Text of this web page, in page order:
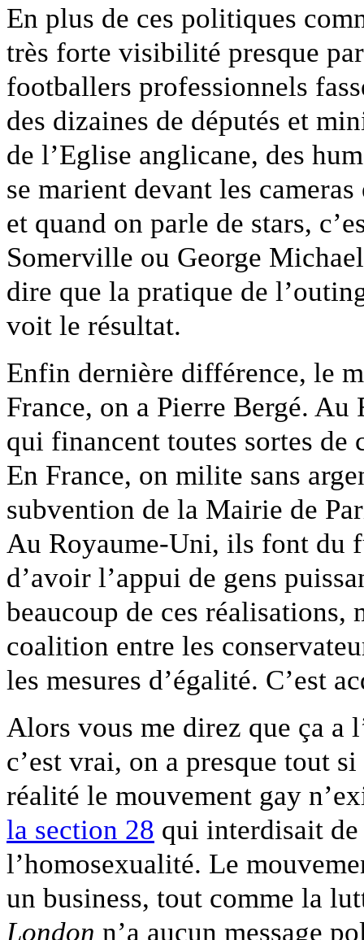
En plus de ces politiques
très forte visibilité presque
footballers professionnels
des dizaines de députés et
de l’Eglise anglicane, des
se marient devant les
et quand on parle de stars,
Somerville ou George
dire que la pratique de
voit le résultat.
Enfin dernière différence, le
France, on a Pierre Bergé.
qui financent toutes sortes de
En France, on milite sans
subvention de la Mairie de
Au Royaume-Uni, ils font du
d’avoir l’appui de gens
beaucoup de ces réalisations,
coalition entre les
les mesures d’égalité. C’est
Alors vous me direz que ça a
c’est vrai, on a presque tout
réalité le mouvement gay
la section 28 qui interdisait
l’homosexualité. Le
un business, tout comme la
London n’a aucun message